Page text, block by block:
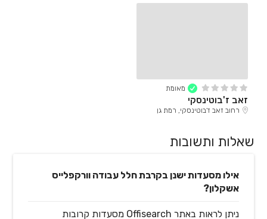
מאומת
זאב ז'בוטינסקי
רחוב זאב ז'בוטינסקי, רמת גן
שאלות ותשובות
אילו מסעדות ישנן בקרבת חלל עבודה וורקפלייס
אשקלון?
ניתן לראות באתר Offisearch מסעדות קרובות